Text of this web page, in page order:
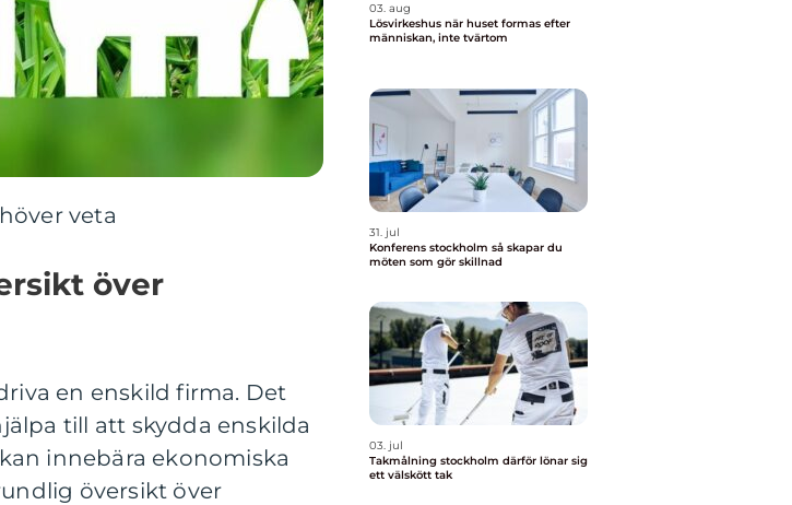
veta
över
en enskild firma. Det
till att skydda enskilda
innebära ekonomiska
översikt över
03. aug
Lösvirkeshus när huset formas efter
människan, inte tvärtom
31. jul
Konferens stockholm så skapar du
möten som gör skillnad
03. jul
Takmålning stockholm därför lönar sig
ett välskött tak